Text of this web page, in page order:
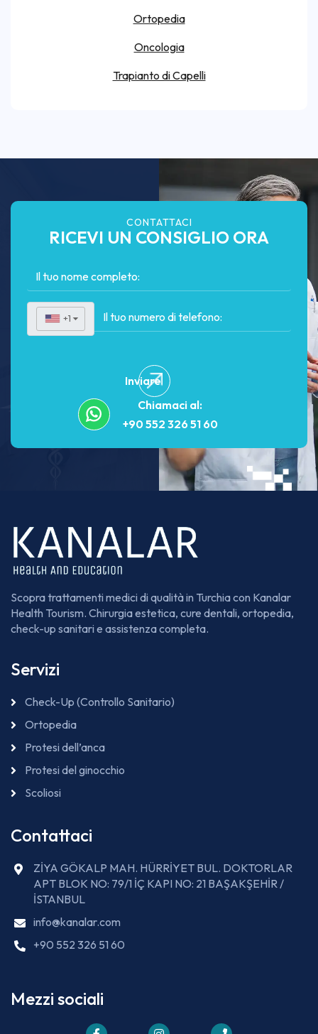
Ortopedia
Oncologia
Trapianto di Capelli
CONTATTACI
RICEVI UN CONSIGLIO ORA
+1 ▼
Inviare
Chiamaci al:
+90 552 326 51 60
Scopra trattamenti medici di qualità in Turchia con Kanalar
Health Tourism. Chirurgia estetica, cure dentali, ortopedia,
check-up sanitari e assistenza completa.
Servizi
Check-Up (Controllo Sanitario)
Ortopedia
Protesi dell’anca
Protesi del ginocchio
Scoliosi
Contattaci
ZİYA GÖKALP MAH. HÜRRİYET BUL. DOKTORLAR
APT BLOK NO: 79/1 İÇ KAPI NO: 21 BAŞAKŞEHİR /
İSTANBUL
info@kanalar.com
+90 552 326 51 60
Mezzi sociali